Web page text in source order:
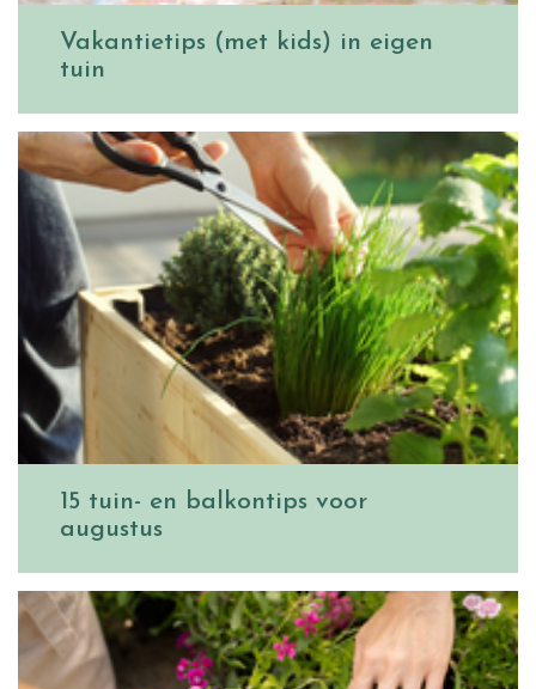
Vakantietips (met kids) in eigen
tuin
15 tuin- en balkontips voor
augustus